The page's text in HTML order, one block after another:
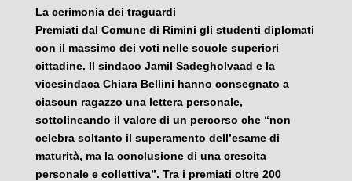
La cerimonia dei traguardi
Premiati dal Comune di Rimini gli studenti diplomati
con il massimo dei voti nelle scuole superiori
cittadine. Il sindaco Jamil Sadegholvaad e la
vicesindaca Chiara Bellini hanno consegnato a
ciascun ragazzo una lettera personale,
sottolineando il valore di un percorso che “non
celebra soltanto il superamento dell’esame di
maturità, ma la conclusione di una crescita
personale e collettiva”. Tra i premiati oltre 200